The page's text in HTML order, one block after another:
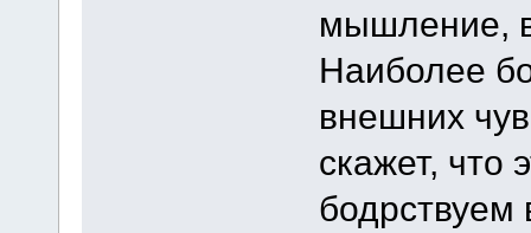
мышление,
Наиболее
внешних
скажет, что
бодрствуем